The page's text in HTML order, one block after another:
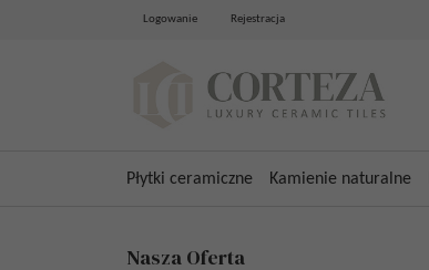
Logowanie Rejestracja
Płytki ceramiczne Kamienie naturalne
Nasza Oferta